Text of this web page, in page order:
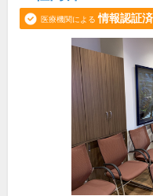
医療機関による 情報認証